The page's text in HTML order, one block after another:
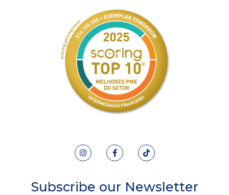
Subscribe our Newsletter